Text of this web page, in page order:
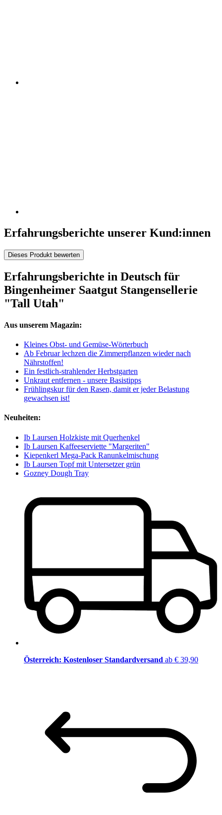
Erfahrungsberichte unserer Kund:innen
Dieses Produkt bewerten
Erfahrungsberichte in Deutsch für
Bingenheimer Saatgut Stangensellerie
"Tall Utah"
Aus unserem Magazin:
Kleines Obst- und Gemüse-Wörterbuch
Ab Februar lechzen die Zimmerpflanzen wieder nach
Nährstoffen!
Ein festlich-strahlender Herbstgarten
Unkraut entfernen - unsere Basistipps
Frühlingskur für den Rasen, damit er jeder Belastung
gewachsen ist!
Neuheiten:
Ib Laursen Holzkiste mit Querhenkel
Ib Laursen Kaffeeserviette "Margeriten"
Kiepenkerl Mega-Pack Ranunkelmischung
Ib Laursen Topf mit Untersetzer grün
Gozney Dough Tray
Österreich: Kostenloser Standardversand ab € 39,90